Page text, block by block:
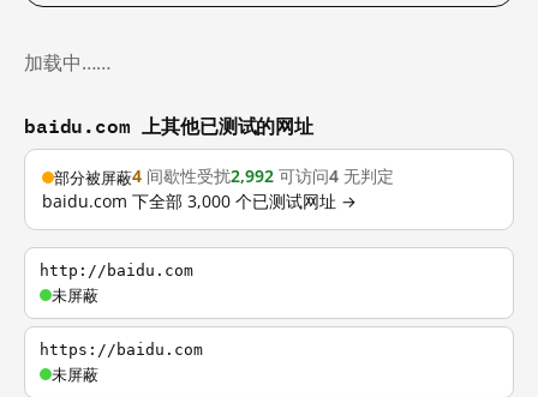
加载中……
baidu.com 上其他已测试的网址
部分被屏蔽4 间歇性受扰2,992 可访问4 无判定
baidu.com 下全部 3,000 个已测试网址 →
http://baidu.com
未屏蔽
https://baidu.com
未屏蔽